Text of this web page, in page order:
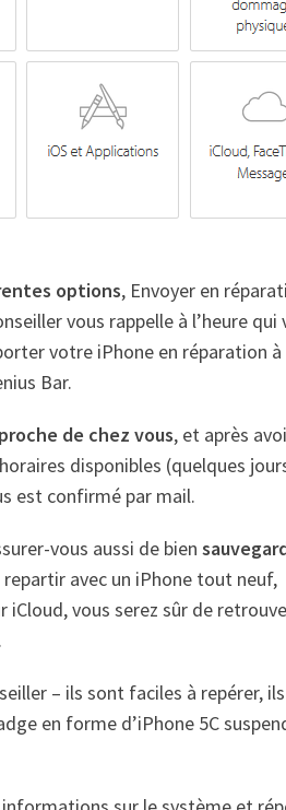
options, Envoyer en
vous rappelle à l’heure qui
votre iPhone en réparation à
Bar.
de chez vous, et après
disponibles (quelques
est confirmé par mail.
vous aussi de bien
avec un iPhone tout neuf,
vous serez sûr de
– ils sont faciles à repérer,
en forme d’iPhone 5C